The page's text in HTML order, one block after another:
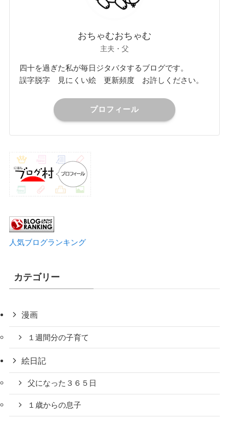
おちゃむおちゃむ
主夫・父
四十を過ぎた私が毎日ジタバタするブログです。
誤字脱字 見にくい絵 更新頻度 お許しください。
プロフィール
人気ブログランキング
カテゴリー
漫画
１週間分の子育て
絵日記
父になった３６５日
１歳からの息子